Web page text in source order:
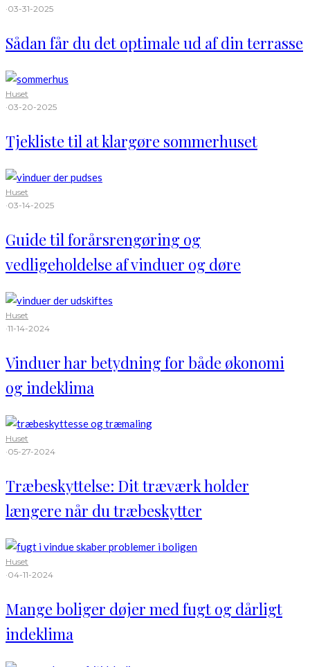
·03-31-2025
Sådan får du det optimale ud af din terrasse
Huset
·03-20-2025
Tjekliste til at klargøre sommerhuset
Huset
·03-14-2025
Guide til forårsrengøring og
vedligeholdelse af vinduer og døre
Huset
·11-14-2024
Vinduer har betydning for både økonomi
og indeklima
Huset
·05-27-2024
Træbeskyttelse: Dit træværk holder
længere når du træbeskytter
Huset
·04-11-2024
Mange boliger døjer med fugt og dårligt
indeklima